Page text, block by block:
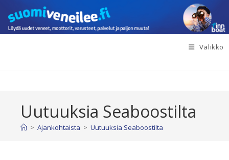
suoraan
sisältöön
Valikko
Uutuuksia Seaboostilta
> Ajankohtaista > Uutuuksia Seaboostilta